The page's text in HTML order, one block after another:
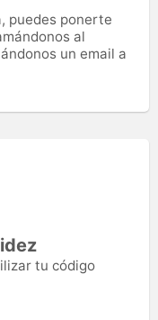
puedes ponerte
al
un email a
tu código